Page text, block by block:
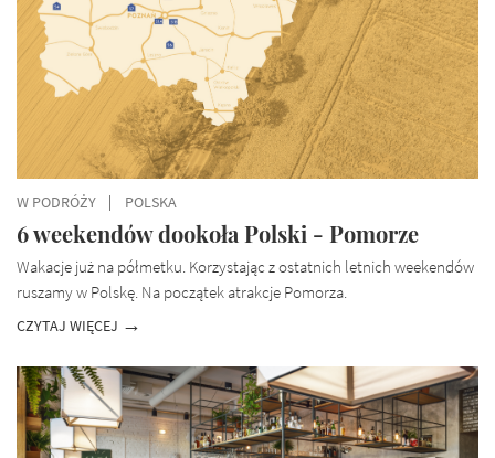
W PODRÓŻY POLSKA
6 weekendów dookoła Polski - Pomorze
Wakacje już na półmetku. Korzystając z ostatnich letnich weekendów
ruszamy w Polskę. Na początek atrakcje Pomorza.
CZYTAJ WIĘCEJ